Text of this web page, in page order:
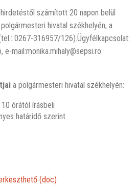
számított 20 napon belül
hivatal székhelyén, a
0267-316957/126).Ügyfélkapcsolat:
e-mail:monika.mihaly@sepsi.ro.
a polgármesteri hivatal székhelyén:
órától írásbeli
határidő szerint
(doc)